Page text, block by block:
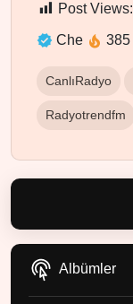
Post Views:
Che 385
CanlıRadyo
Radyotrendfm
Albümler